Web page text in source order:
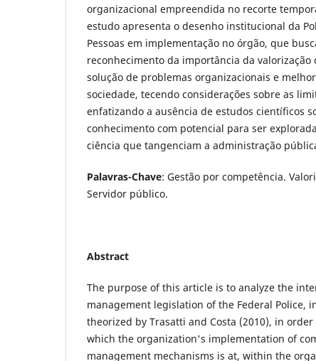
organizacional empreendida no recorte
estudo apresenta o desenho institucional da
Pessoas em implementação no órgão, que
reconhecimento da importância da
solução de problemas organizacionais e
sociedade, tecendo considerações sobre as
enfatizando a ausência de estudos científicos
conhecimento com potencial para ser
ciência que tangenciam a administração
Palavras-Chave: Gestão por competência.
Servidor público.
Abstract
The purpose of this article is to analyze the
management legislation of the Federal Police,
theorized by Trasatti and Costa (2010), in
which the organization's implementation of
management mechanisms is at, within the